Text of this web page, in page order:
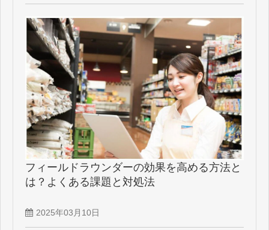
フィールドラウンダーの効果を高める方法と
は？よくある課題と対処法
2025年03月10日